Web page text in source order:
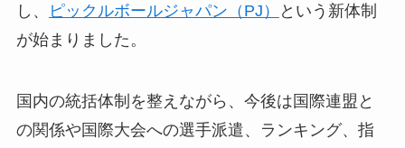
し、
ピックルボールジャパン（PJ）
という新体制
が始まりました。
国内の統括体制を整えながら、今後は国際連盟と
の関係や国際大会への選手派遣、ランキング、指